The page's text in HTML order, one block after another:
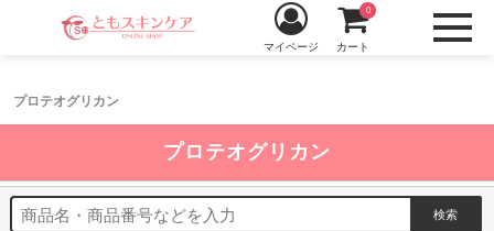
プロテオグリカン
マイページ カート
0
プロテオグリカン